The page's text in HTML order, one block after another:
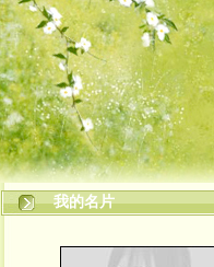
我的名片